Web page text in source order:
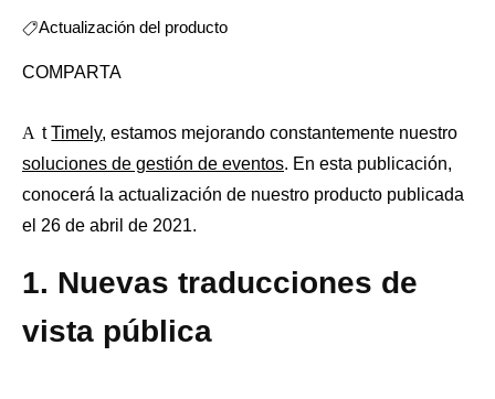
Actualización del producto
COMPARTA
AtTimely, estamos mejorando constantemente nuestro
soluciones de gestión de eventos. En esta publicación,
conocerá la actualización de nuestro producto publicada
el 26 de abril de 2021.
1. Nuevas traducciones de
vista pública